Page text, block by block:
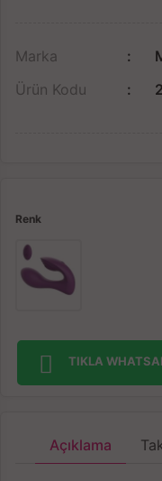
Marka
Ürün Kodu
Renk
TIKLA
Açıklama